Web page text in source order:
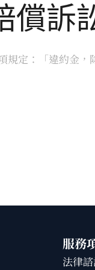
償訴
規定：「違約金
服務
法律